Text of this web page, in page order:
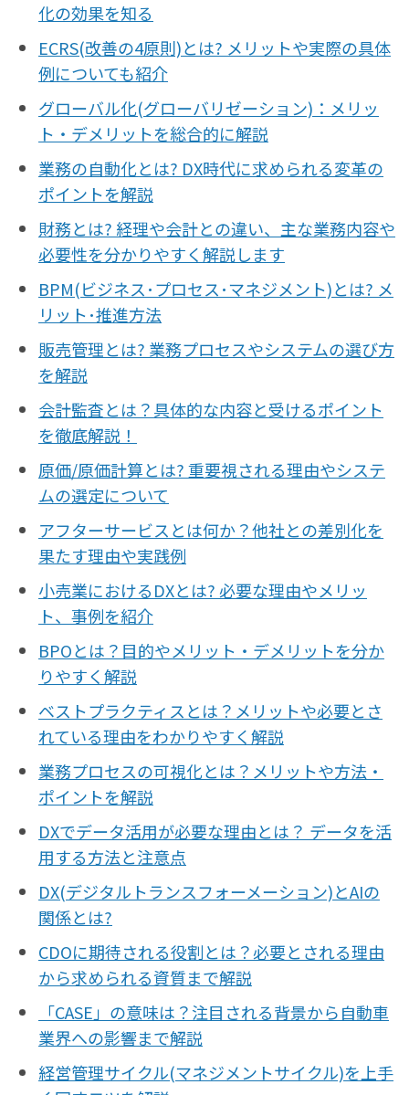
化の効果を知る
ECRS(改善の4原則)とは? メリットや実際の具体
例についても紹介
グローバル化(グローバリゼーション)：メリッ
ト・デメリットを総合的に解説
業務の自動化とは? DX時代に求められる変革の
ポイントを解説
財務とは? 経理や会計との違い、主な業務内容や
必要性を分かりやすく解説します
BPM(ビジネス･プロセス･マネジメント)とは? メ
リット･推進方法
販売管理とは? 業務プロセスやシステムの選び方
を解説
会計監査とは？具体的な内容と受けるポイント
を徹底解説！
原価/原価計算とは? 重要視される理由やシステ
ムの選定について
アフターサービスとは何か？他社との差別化を
果たす理由や実践例
小売業におけるDXとは? 必要な理由やメリッ
ト、事例を紹介
BPOとは？目的やメリット・デメリットを分か
りやすく解説
ベストプラクティスとは？メリットや必要とさ
れている理由をわかりやすく解説
業務プロセスの可視化とは？メリットや方法・
ポイントを解説
DXでデータ活用が必要な理由とは？ データを活
用する方法と注意点
DX(デジタルトランスフォーメーション)とAIの
関係とは?
CDOに期待される役割とは？必要とされる理由
から求められる資質まで解説
「CASE」の意味は？注目される背景から自動車
業界への影響まで解説
経営管理サイクル(マネジメントサイクル)を上手